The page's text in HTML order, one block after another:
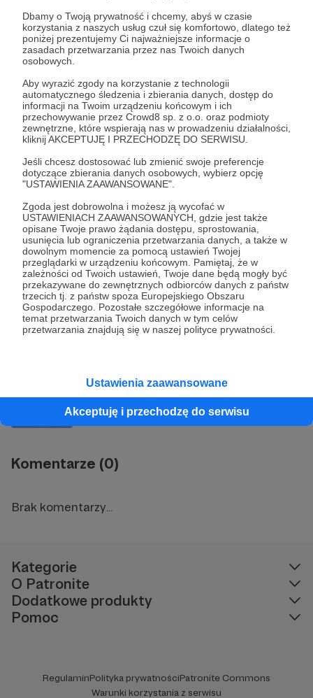
Dbamy o Twoją prywatność i chcemy, abyś w czasie
korzystania z naszych usług czuł się komfortowo, dlatego też
poniżej prezentujemy Ci najważniejsze informacje o
zasadach przetwarzania przez nas Twoich danych
osobowych.
Aby wyrazić zgody na korzystanie z technologii
automatycznego śledzenia i zbierania danych, dostęp do
informacji na Twoim urządzeniu końcowym i ich
przechowywanie przez Crowd8 sp. z o.o. oraz podmioty
zewnętrzne, które wspierają nas w prowadzeniu działalności,
kliknij AKCEPTUJĘ I PRZECHODZĘ DO SERWISU.
Jeśli chcesz dostosować lub zmienić swoje preferencje
dotyczące zbierania danych osobowych, wybierz opcję
"USTAWIENIA ZAAWANSOWANE".
Zgoda jest dobrowolna i możesz ją wycofać w
USTAWIENIACH ZAAWANSOWANYCH, gdzie jest także
opisane Twoje prawo żądania dostępu, sprostowania,
usunięcia lub ograniczenia przetwarzania danych, a także w
dowolnym momencie za pomocą ustawień Twojej
przeglądarki w urządzeniu końcowym. Pamiętaj, że w
zależności od Twoich ustawień, Twoje dane będą mogły być
przekazywane do zewnętrznych odbiorców danych z państw
trzecich tj. z państw spoza Europejskiego Obszaru
Gospodarczego. Pozostałe szczegółowe informacje na
temat przetwarzania Twoich danych w tym celów
przetwarzania znajdują się w naszej polityce prywatności.
Ustawienia zaawansowane
Akceptuję i przechodzę do serwisu
Ogranego Kanału!
Świetne studio, fajna atmosfera, wpadnijcie
posłuchać nas o tutaj:
https://www.youtube.com/@Ogranykanal/sear
ch?query=podcast
Udostępnij
GE3K Events
Zobacz profil autora
Hej Internecie ;)
Komentarze (0)
Brak komentarzy...
Kategorie
O Patronite
Dodatkowe produkty
Pomoc
RegulaminPolityka prywatnościPatronite Commons
Warunki korzystania z serwisu